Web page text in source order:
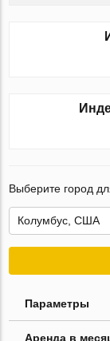
Выберите город
Параметры
Аренда в